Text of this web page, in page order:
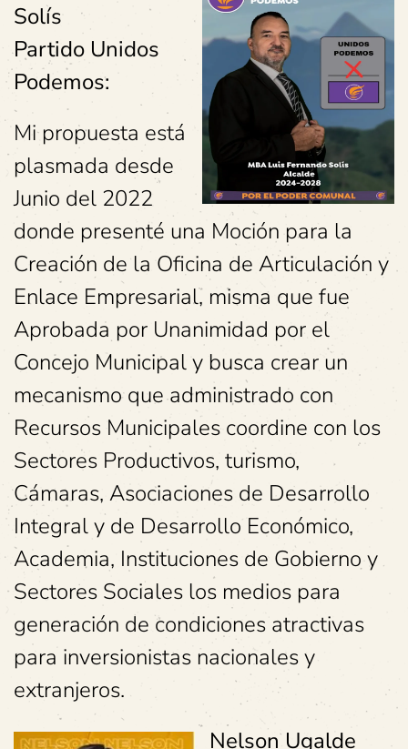
Solís
Partido Unidos
Podemos:
Mi propuesta está
plasmada desde
Junio del 2022
donde presenté una Moción para la
Creación de la Oficina de Articulación y
Enlace Empresarial, misma que fue
Aprobada por Unanimidad por el
Concejo Municipal y busca crear un
mecanismo que administrado con
Recursos Municipales coordine con los
Sectores Productivos, turismo,
Cámaras, Asociaciones de Desarrollo
Integral y de Desarrollo Económico,
Academia, Instituciones de Gobierno y
Sectores Sociales los medios para
generación de condiciones atractivas
para inversionistas nacionales y
extranjeros.
Nelson Ugalde